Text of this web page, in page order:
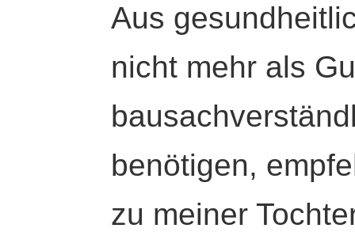
Aus
nicht mehr als
benötigen,
zu meiner